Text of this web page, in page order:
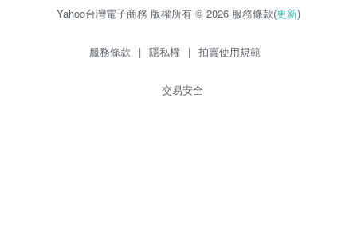
Yahoo台灣電子商務 版權所有 © 2026 服務條款(更新)
服務條款 | 隱私權 | 拍賣使用規範
交易安全